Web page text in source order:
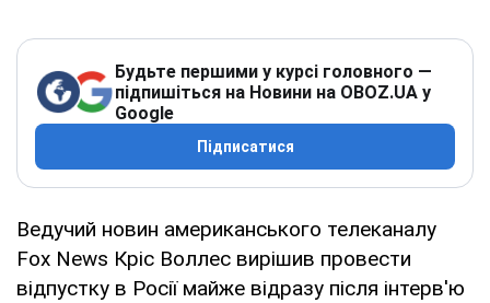
Будьте першими у курсі головного —
підпишіться на Новини на OBOZ.UA у
Google
Підписатися
Ведучий новин американського телеканалу
Fox News Кріс Воллес вирішив провести
відпустку в Росії майже відразу після інтерв'ю